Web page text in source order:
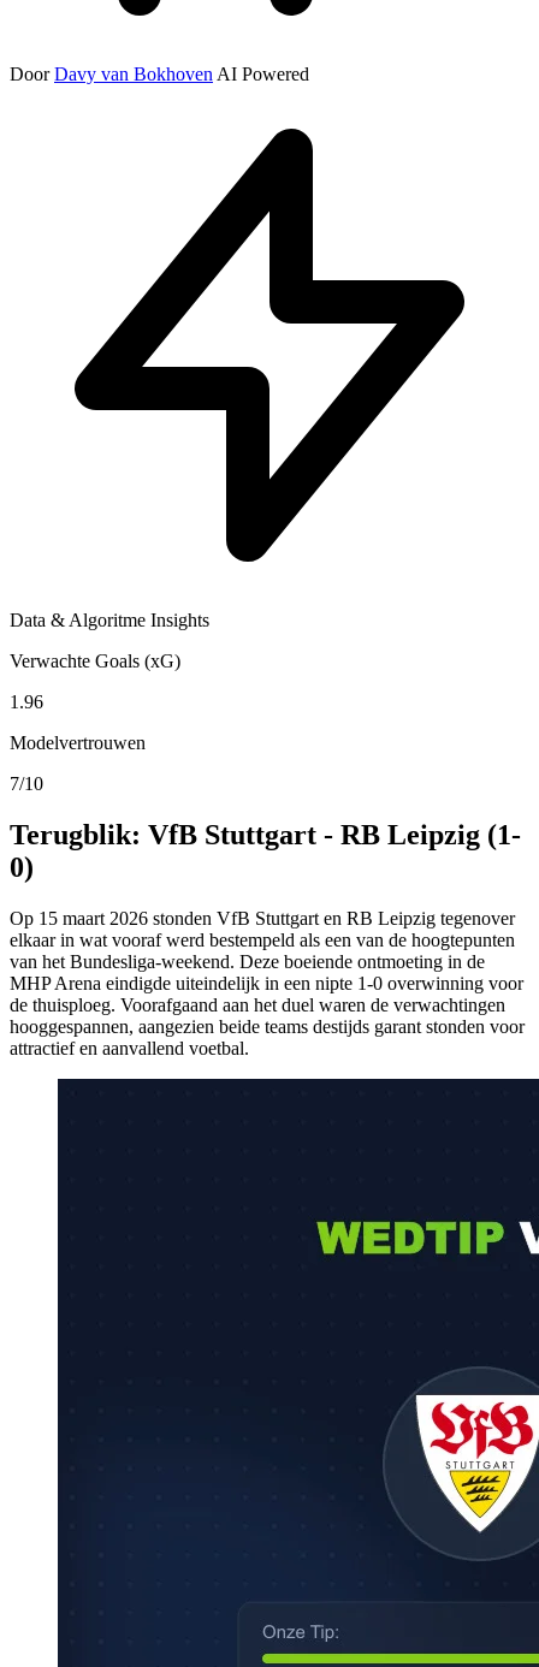
DoorDavy van Bokhoven AI Powered
Data & Algoritme Insights
Verwachte Goals (xG)
1.96
Modelvertrouwen
7/10
Terugblik: VfB Stuttgart - RB Leipzig (1-
0)
Op 15 maart 2026 stonden VfB Stuttgart en RB Leipzig tegenover
elkaar in wat vooraf werd bestempeld als een van de hoogtepunten
van het Bundesliga-weekend. Deze boeiende ontmoeting in de
MHP Arena eindigde uiteindelijk in een nipte 1-0 overwinning voor
de thuisploeg. Voorafgaand aan het duel waren de verwachtingen
hooggespannen, aangezien beide teams destijds garant stonden voor
attractief en aanvallend voetbal.